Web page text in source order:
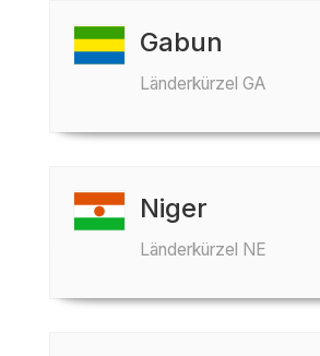
Gabun
Länderkürzel GA
Niger
Länderkürzel NE